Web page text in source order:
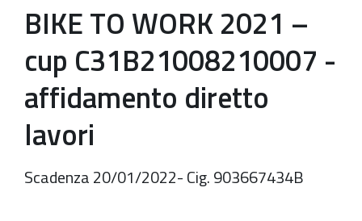
BIKE TO WORK 2021 –
cup C31B21008210007 -
affidamento diretto
lavori
Scadenza 20/01/2022- Cig. 903667434B